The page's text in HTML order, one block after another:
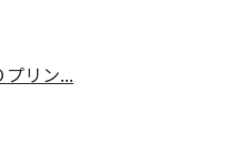
リン...